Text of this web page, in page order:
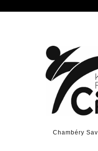
Chambéry